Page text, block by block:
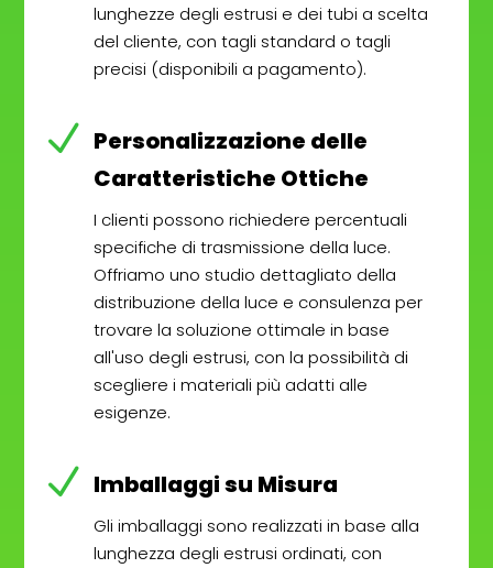
lunghezze degli estrusi e dei tubi a scelta
del cliente, con tagli standard o tagli
precisi (disponibili a pagamento).
N Personalizzazione delle
Caratteristiche Ottiche
I clienti possono richiedere percentuali
specifiche di trasmissione della luce.
Offriamo uno studio dettagliato della
distribuzione della luce e consulenza per
trovare la soluzione ottimale in base
all'uso degli estrusi, con la possibilità di
scegliere i materiali più adatti alle
esigenze.
N Imballaggi su Misura
Gli imballaggi sono realizzati in base alla
lunghezza degli estrusi ordinati, con